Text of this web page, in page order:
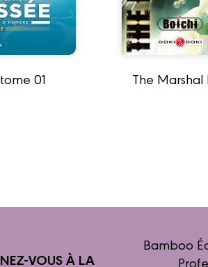
01 The Marshal
VOUS À LA
Bamboo